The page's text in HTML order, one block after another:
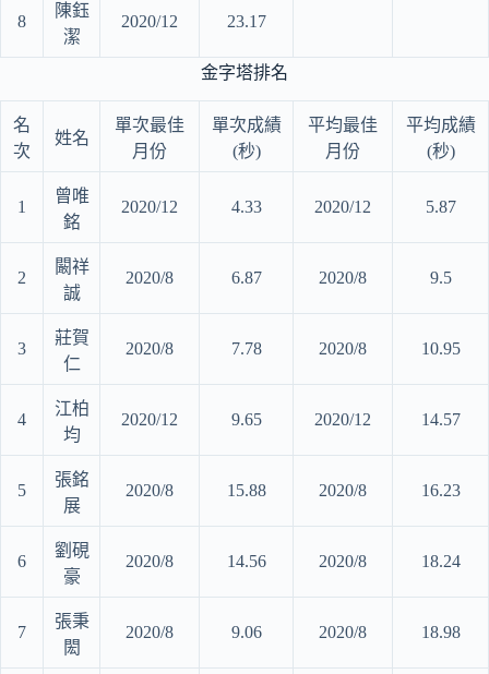
8
陳鈺
潔
2020/12 23.17
金字塔排名
名
次
姓名
單次最佳
月份
單次成績
(秒)
平均最佳
月份
平均成績
(秒)
1
曾唯
銘
2020/12 4.33 2020/12 5.87
2
闞祥
誠
2020/8 6.87 2020/8 9.5
3
莊賀
仁
2020/8 7.78 2020/8 10.95
4
江柏
均
2020/12 9.65 2020/12 14.57
5
張銘
展
2020/8 15.88 2020/8 16.23
6
劉硯
豪
2020/8 14.56 2020/8 18.24
7
張秉
閎
2020/8 9.06 2020/8 18.98